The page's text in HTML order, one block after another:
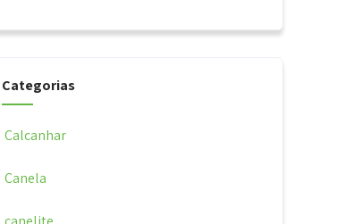
Categorias
Calcanhar
Canela